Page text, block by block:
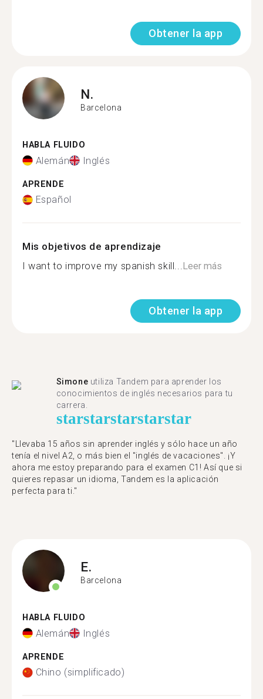
Obtener la app
N.
Barcelona
HABLA FLUIDO
Alemán Inglés
APRENDE
Español
Mis objetivos de aprendizaje
I want to improve my spanish skill...Leer más
Obtener la app
Simone utiliza Tandem para aprender los
conocimientos de inglés necesarios para tu
carrera.
starstarstarstarstar
"Llevaba 15 años sin aprender inglés y sólo hace un año
tenía el nivel A2, o más bien el "inglés de vacaciones". ¡Y
ahora me estoy preparando para el examen C1! Así que si
quieres repasar un idioma, Tandem es la aplicación
perfecta para ti."
E.
Barcelona
HABLA FLUIDO
Alemán Inglés
APRENDE
Chino (simplificado)